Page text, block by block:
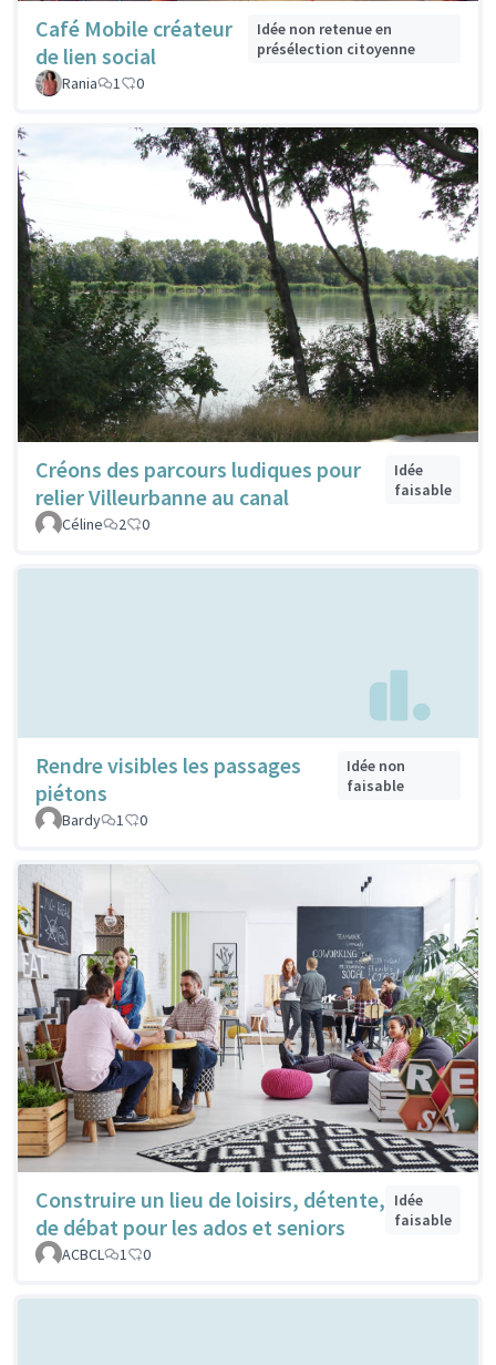
Café Mobile créateur
de lien social
Idée non retenue en
présélection citoyenne
Rania
1 0
Créons des parcours ludiques pour
relier Villeurbanne au canal
Idée
faisable
Céline
2 0
Rendre visibles les passages
piétons
Idée non
faisable
Bardy
1 0
Construire un lieu de loisirs, détente,
de débat pour les ados et seniors
Idée
faisable
ACBCL
1 0